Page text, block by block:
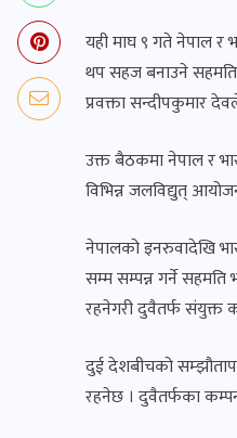
यही माघ ९ गते नेपाल र
थप सहज बनाउने
प्रवक्ता सन्दीपकुमार
उक्त बैठकमा नेपाल र
विभिन्न जलविद्युत्
नेपालको इनरुवादेखि
सम्म सम्पन्न गर्ने सहमति
रहनेगरी दुवैतर्फ संयुक्त
दुई देशबीचको
रहनेछ । दुवैतर्फका